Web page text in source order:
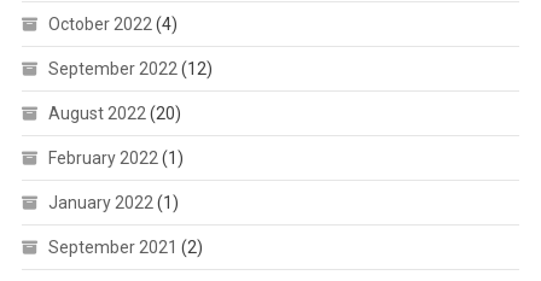
October 2022 (4)
September 2022 (12)
August 2022 (20)
February 2022 (1)
January 2022 (1)
September 2021 (2)